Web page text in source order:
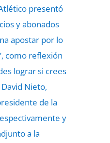
presentó
y abonados
apostar por lo
como reflexión
lograr si crees
Nieto,
de la
y
a la